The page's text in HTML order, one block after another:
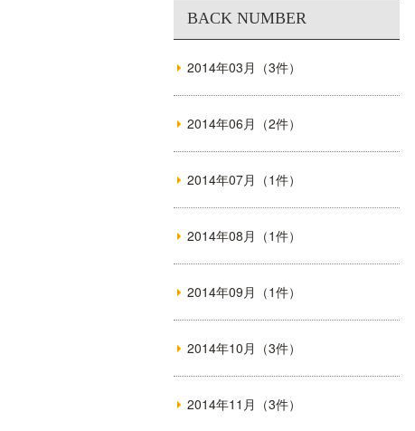
2014年03月（3件）
2014年06月（2件）
2014年07月（1件）
2014年08月（1件）
2014年09月（1件）
2014年10月（3件）
2014年11月（3件）